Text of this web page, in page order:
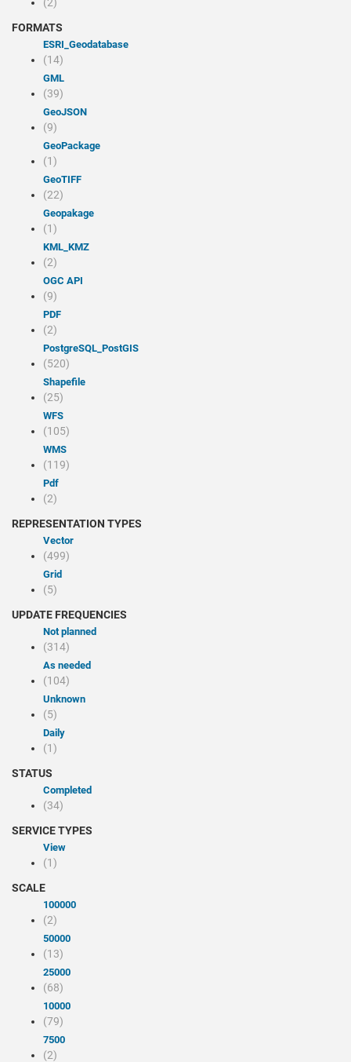
FORMATS
ESRI_Geodatabase
(14)
GML
(39)
GeoJSON
(9)
GeoPackage
(1)
GeoTIFF
(22)
Geopakage
(1)
KML_KMZ
(2)
OGC API
(9)
PDF
(2)
PostgreSQL_PostGIS
(520)
Shapefile
(25)
WFS
(105)
WMS
(119)
pdf
(2)
REPRESENTATION TYPES
Vector
(499)
Grid
(5)
UPDATE FREQUENCIES
Not planned
(314)
As needed
(104)
Unknown
(5)
Daily
(1)
STATUS
Completed
(34)
SERVICE TYPES
view
(1)
SCALE
100000
(2)
50000
(13)
25000
(68)
10000
(79)
7500
(2)